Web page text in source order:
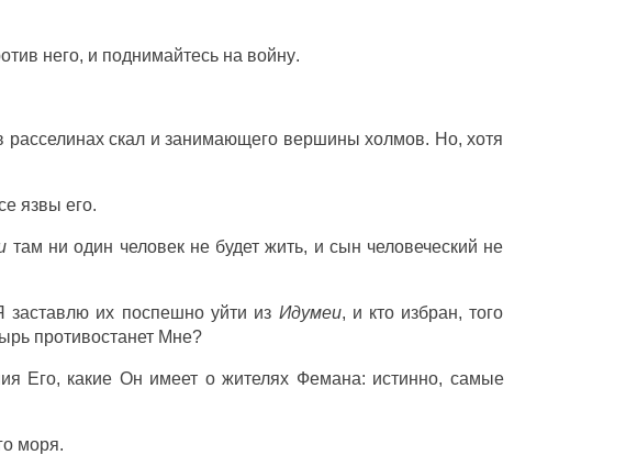
него, и поднимайтесьна войну.
расселинах скал изанимающего вершины холмов. Но, хотя
язвы его.
там ни один человекне будет жить, и сын человеческий не
заставлю их поспешно уйти из Идумеи, и кто избран, того
противостанетМне?
Его, какие Он имеет ожителях Фемана: истинно, самые
моря.